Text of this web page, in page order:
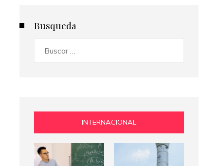
Busqueda
INTERNACIONAL